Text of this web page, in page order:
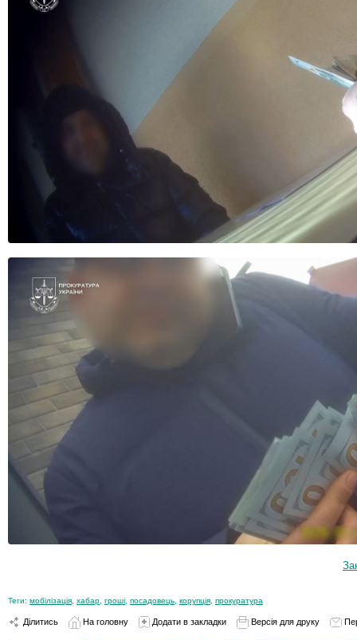
Теги: мобілізація хабар гроші посадовець корупція прокуратура
Ділитись На головну Додати в закладки Версія для друку